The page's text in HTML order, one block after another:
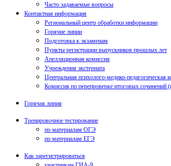
Часто задаваемые вопросы
Контактная информация
Региональный центр обработки информации
Горячие линии
Подготовка к экзаменам
Пункты регистрации выпускников прошлых лет
Апелляционная комиссия
Учреждения экстерната
Центральная психолого-медико-педагогическая
Комиссия по перепроверке итоговых сочинений
Горячая линия
Тренировочное тестирование
по материалам ОГЭ
по материалам ЕГЭ
Как зарегистрироваться